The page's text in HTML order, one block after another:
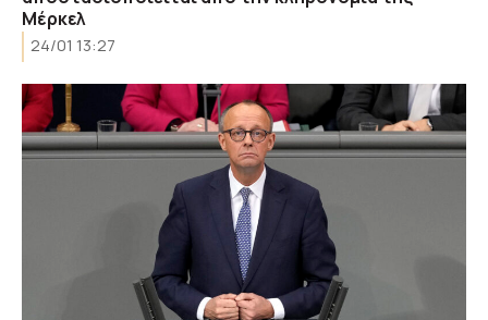
Μέρκελ
24/01 13:27